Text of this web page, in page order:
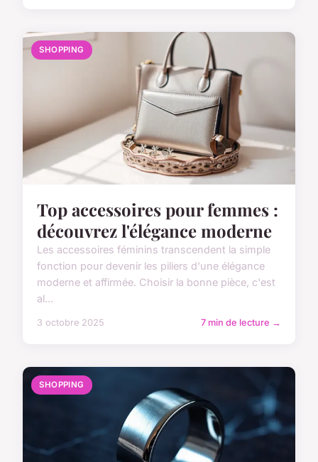
SHOPPING
Top accessoires pour femmes :
découvrez l'élégance moderne
Les accessoires féminins transcendent la simple
fonction pour devenir les piliers d'une élégance
moderne et affirmée. Choisir la bonne pièce, c'est
al...
3 octobre 2025 7 min de lecture →
SHOPPING